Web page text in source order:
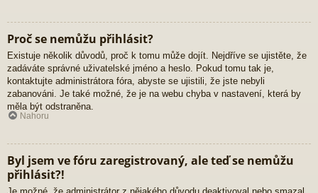
Proč se nemůžu přihlásit?
Existuje několik důvodů, proč k tomu může dojít. Nejdříve se ujistěte, že
zadáváte správné uživatelské jméno a heslo. Pokud tomu tak je,
kontaktujte administrátora fóra, abyste se ujistili, že jste nebyli
zabanováni. Je také možné, že je na webu chyba v nastavení, která by
měla být odstraněna.
Nahoru
Byl jsem ve fóru zaregistrovaný, ale teď se nemůžu
přihlásit?!